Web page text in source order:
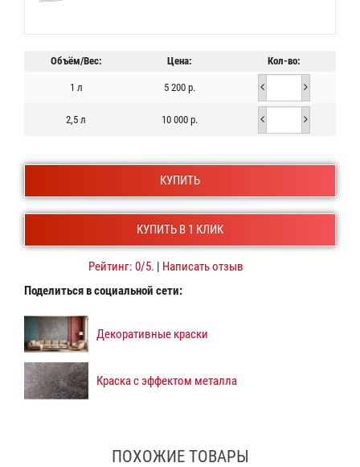
Объём/Вес: Цена: Кол-во:
1 л 5 200 р.
2,5 л 10 000 р.
КУПИТЬ
КУПИТЬ В 1 КЛИК
Рейтинг: 0/5. | Написать отзыв
Поделиться в социальной сети:
Декоративные краски
Краска с эффектом металла
ПОХОЖИЕ ТОВАРЫ